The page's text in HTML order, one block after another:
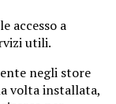
accesso a
utili.
negli store
volta installata,